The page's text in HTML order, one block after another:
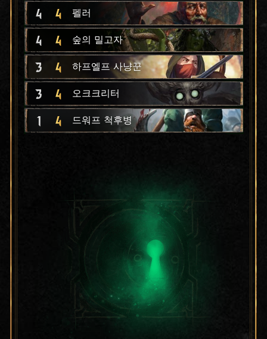
4 4 펠러
4 4 숲의 밀고자
3 4 하프엘프 사냥꾼
3 4 오크크리터
1 4 드워프 척후병